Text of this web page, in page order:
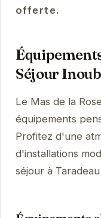
offerte.
Séjour
Le Mas de la
équipements
Profitez d'une
d'installations
séjour à